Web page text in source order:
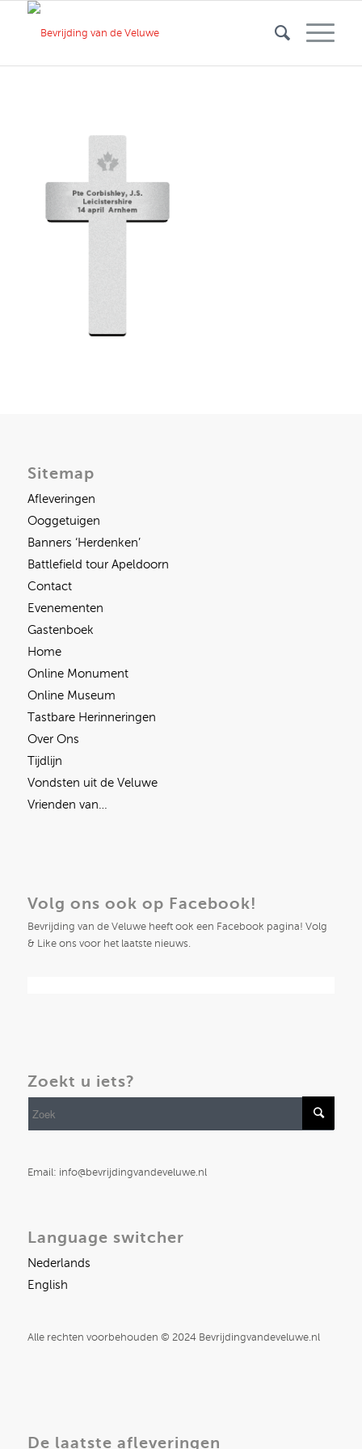
Sitemap
Afleveringen
Ooggetuigen
Banners ‘Herdenken’
Battlefield tour Apeldoorn
Contact
Evenementen
Gastenboek
Home
Online Monument
Online Museum
Tastbare Herinneringen
Over Ons
Tijdlijn
Vondsten uit de Veluwe
Vrienden van…
Volg ons ook op Facebook!
Bevrijding van de Veluwe heeft ook een Facebook pagina! Volg
& Like ons voor het laatste nieuws.
Zoekt u iets?
Email: info@bevrijdingvandeveluwe.nl
Language switcher
Nederlands
English
Alle rechten voorbehouden © 2024 Bevrijdingvandeveluwe.nl
De laatste afleveringen